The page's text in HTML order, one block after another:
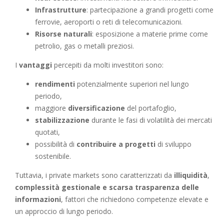
Infrastrutture: partecipazione a grandi progetti come
ferrovie, aeroporti o reti di telecomunicazioni.
Risorse naturali: esposizione a materie prime come
petrolio, gas o metalli preziosi.
I vantaggi percepiti da molti investitori sono:
rendimenti potenzialmente superiori nel lungo
periodo,
maggiore diversificazione del portafoglio,
stabilizzazione durante le fasi di volatilità dei mercati
quotati,
possibilità di contribuire a progetti di sviluppo
sostenibile.
Tuttavia, i private markets sono caratterizzati da illiquidità,
complessità gestionale e scarsa trasparenza delle
informazioni, fattori che richiedono competenze elevate e
un approccio di lungo periodo.